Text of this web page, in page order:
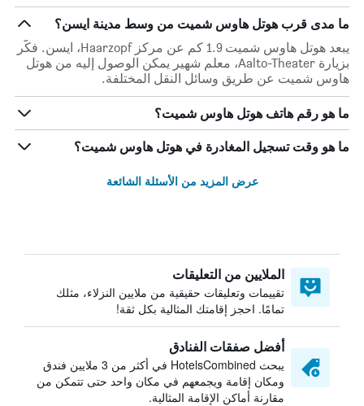
ما مدى قرب هوتل هاوس شميت من وسط مدينة ايسن؟
يبعد هوتل هاوس شميت 1.9 كم عن مركز Haarzopf، ايسن. فكّر
بزيارة Aalto-Theater، معلم شهير يمكن الوصول إليه من هوتل
هاوس شميت عن طريق وسائل النقل المختلفة.
ما هو رقم هاتف هوتل هاوس شميت؟
ما هو وقت تسجيل المغادرة في هوتل هاوس شميت؟
عرض المزيد من الأسئلة الشائعة
الملايين من التعليقات
تقييمات وتعليقات حقيقية من ملايين النزلاء، مثلك
تمامًا. احجز إقامتك المثالية بكل ثقة!
أفضل صفقات الفنادق
يبحث HotelsCombined في أكثر من 3 ملايين فندق
ومكان إقامة ويجمعهم في مكان واحد حتى تتمكن من
مقارنة أماكن الإقامة المثالية.